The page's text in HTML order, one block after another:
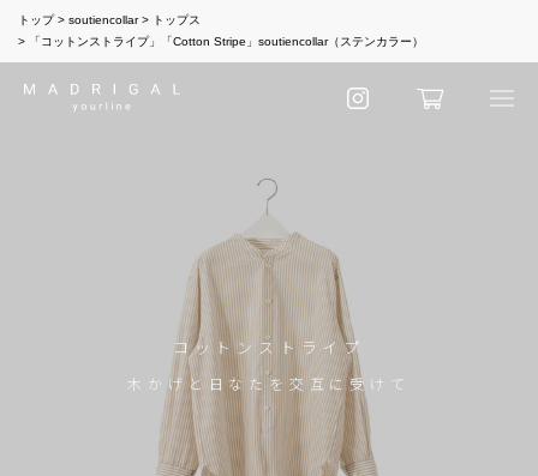
トップ soutiencollar
トップス
「コットンストライプ」「Cotton Stripe」soutiencollar（ステンカラー）
コットンストライプ
木かげと日なたを交互に受けて